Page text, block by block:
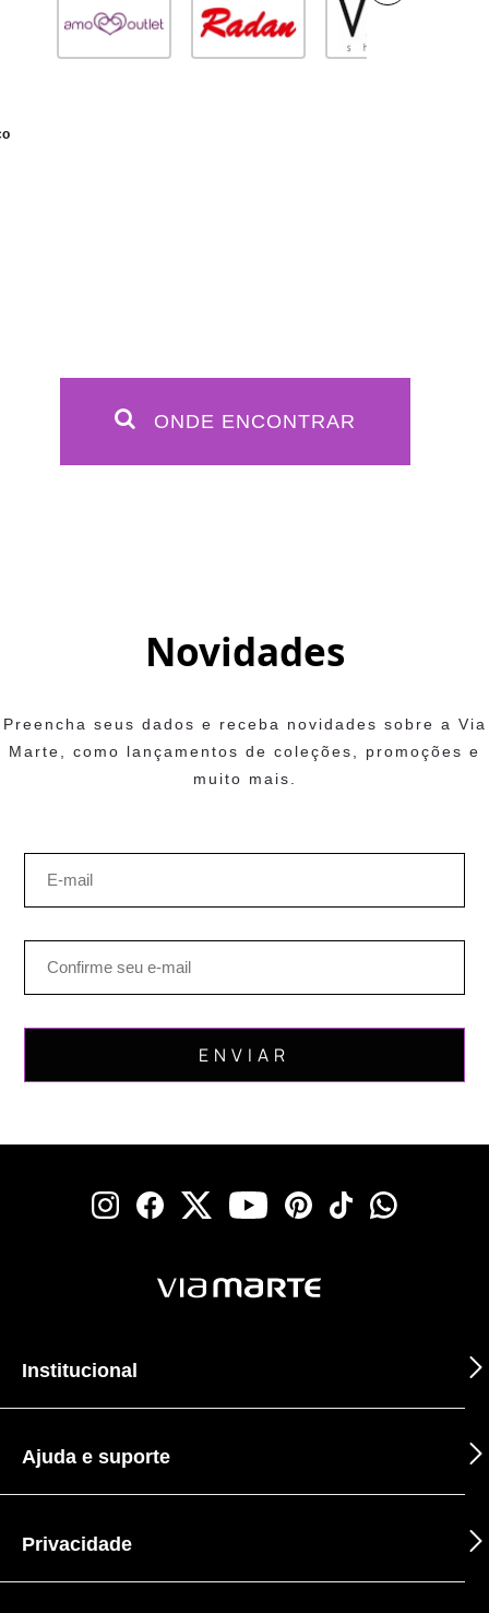
ONDE ENCONTRAR
Novidades
Preencha seus dados e receba novidades sobre a Via
Marte, como lançamentos de coleções, promoções e
muito mais.
Institucional
Ajuda e suporte
Privacidade